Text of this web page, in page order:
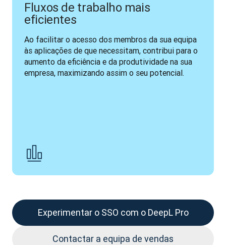
Fluxos de trabalho mais
eficientes
Ao facilitar o acesso dos membros da sua equipa
às aplicações de que necessitam, contribui para o
aumento da eficiência e da produtividade na sua
empresa, maximizando assim o seu potencial.
Experimentar o SSO com o DeepL Pro
Contactar a equipa de vendas